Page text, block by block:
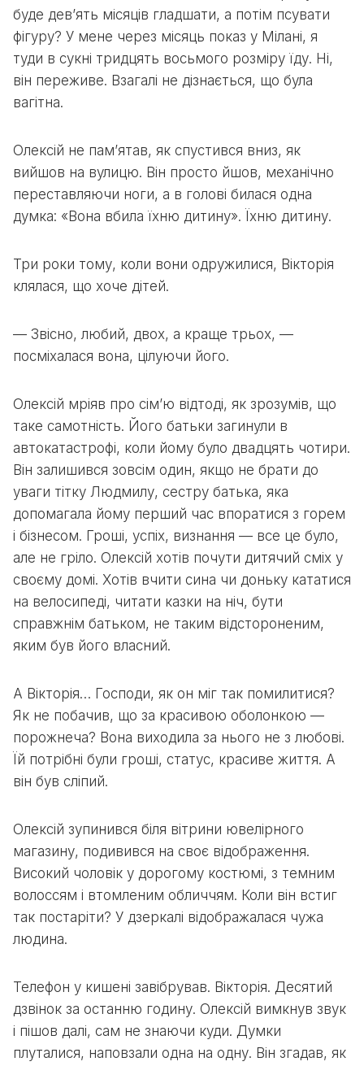
буде дев’ять місяців гладшати, а потім псувати
фігуру? У мене через місяць показ у Мілані, я
туди в сукні тридцять восьмого розміру їду. Ні,
він переживе. Взагалі не дізнається, що була
вагітна.
Олексій не пам’ятав, як спустився вниз, як
вийшов на вулицю. Він просто йшов, механічно
переставляючи ноги, а в голові билася одна
думка: «Вона вбила їхню дитину». Їхню дитину.
Три роки тому, коли вони одружилися, Вікторія
клялася, що хоче дітей.
— Звісно, любий, двох, а краще трьох, —
посміхалася вона, цілуючи його.
Олексій мріяв про сім’ю відтоді, як зрозумів, що
таке самотність. Його батьки загинули в
автокатастрофі, коли йому було двадцять чотири.
Він залишився зовсім один, якщо не брати до
уваги тітку Людмилу, сестру батька, яка
допомагала йому перший час впоратися з горем
і бізнесом. Гроші, успіх, визнання — все це було,
але не гріло. Олексій хотів почути дитячий сміх у
своєму домі. Хотів вчити сина чи доньку кататися
на велосипеді, читати казки на ніч, бути
справжнім батьком, не таким відстороненим,
яким був його власний.
А Вікторія… Господи, як он міг так помилитися?
Як не побачив, що за красивою оболонкою —
порожнеча? Вона виходила за нього не з любові.
Їй потрібні були гроші, статус, красиве життя. А
він був сліпий.
Олексій зупинився біля вітрини ювелірного
магазину, подивився на своє відображення.
Високий чоловік у дорогому костюмі, з темним
волоссям і втомленим обличчям. Коли він встиг
так постаріти? У дзеркалі відображалася чужа
людина.
Телефон у кишені завібрував. Вікторія. Десятий
дзвінок за останню годину. Олексій вимкнув звук
і пішов далі, сам не знаючи куди. Думки
плуталися, наповзали одна на одну. Він згадав, як